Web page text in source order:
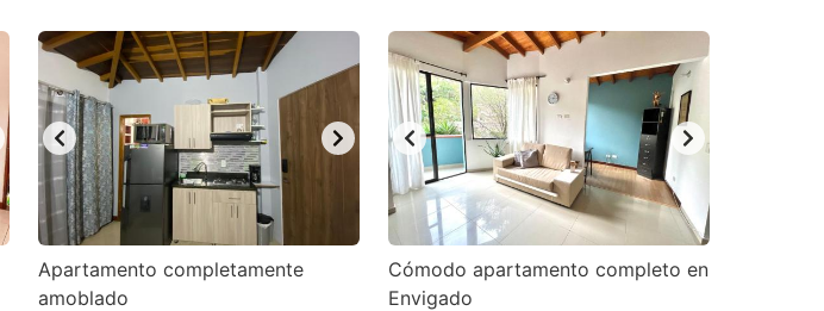
Apartamento completamente
amoblado
Cómodo apartamento completo en
Envigado